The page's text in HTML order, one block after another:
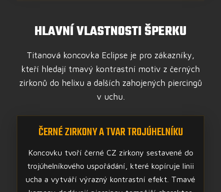
HLAVNÍ VLASTNOSTI ŠPERKU
Titanová koncovka Eclipse je pro zákazníky,
kteří hledají tmavý kontrastní motiv z černých
zirkonů do helixu a dalších zahojených piercingů
v uchu.
ČERNÉ ZIRKONY A TVAR TROJÚHELNÍKU
Koncovku tvoří černé CZ zirkony sestavené do
trojúhelníkového uspořádání, které kopíruje linii
ucha a vytváří výrazný kontrastní efekt. Tmavé